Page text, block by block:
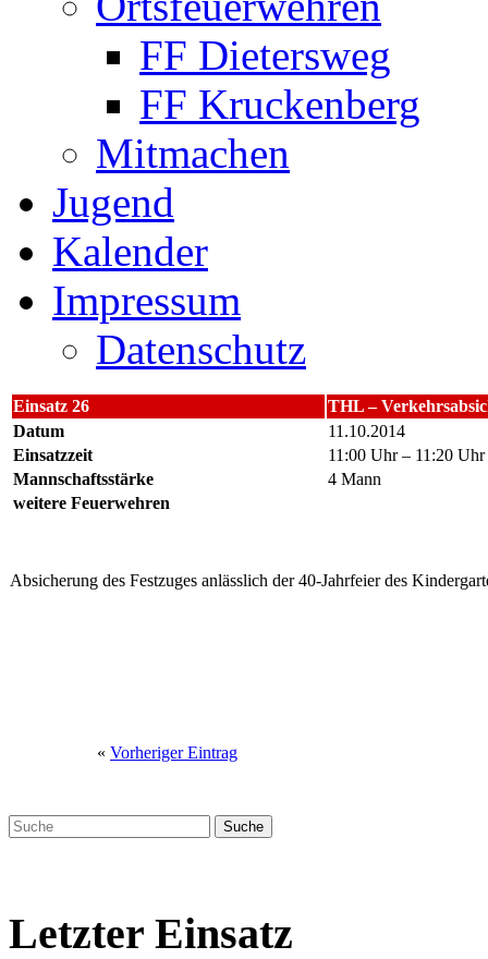
FF Dietersweg
FF Kruckenberg
Mitmachen
Jugend
Kalender
Impressum
Datenschutz
Einsatz 26
THL –
Datum
11.10.2014
Einsatzzeit
11:00 Uhr – 11:20 Uhr
Mannschaftsstärke
4 Mann
weitere Feuerwehren
Absicherung des Festzuges anlässlich der 40-Jahrfeier des
« Vorheriger Eintrag
Letzter Einsatz